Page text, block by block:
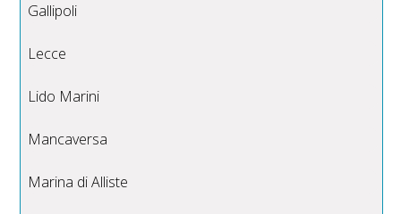
Gallipoli
Lecce
Lido Marini
Mancaversa
Marina di Alliste